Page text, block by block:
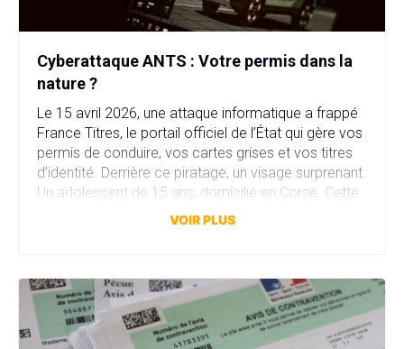
Cyberattaque ANTS : Votre permis dans la
nature ?
Le 15 avril 2026, une attaque informatique a frappé
France Titres, le portail officiel de l’État qui gère vos
permis de conduire, vos cartes grises et vos titres
d’identité. Derrière ce piratage, un visage surprenant.
Un adolescent de 15 ans, domicilié en Corse. Cette
attaque a compromis plus de 11,7 millions comptes
VOIR PLUS